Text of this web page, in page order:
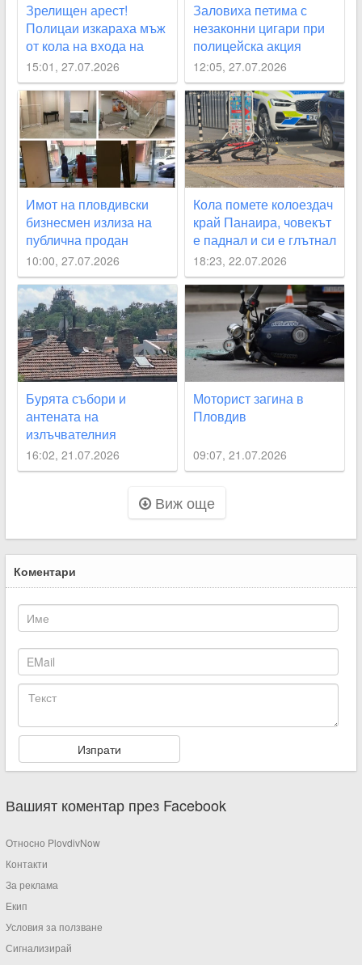
Зрелищен арест!
Полицаи изкараха мъж
от кола на входа на
Пловдив
15:01, 27.07.2026
Заловиха петима с
незаконни цигари при
полицейска акция
12:05, 27.07.2026
Имот на пловдивски
бизнесмен излиза на
публична продан
заради задължения
10:00, 27.07.2026
Кола помете колоездач
край Панаира, човекът
е паднал и си е глътнал
езика
18:23, 22.07.2026
Бурята събори и
антената на
излъчвателния
комплекс на Сахат
тепе
16:02, 21.07.2026
Моторист загина в
Пловдив
09:07, 21.07.2026
Виж още
Коментари
Вашият коментар през Facebook
Относно PlovdivNow
Контакти
За реклама
Екип
Условия за ползване
Сигнализирай